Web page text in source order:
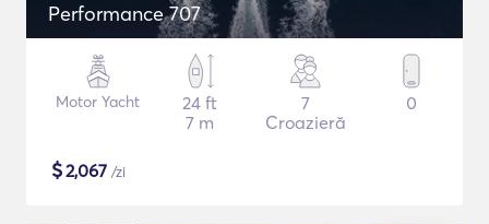
Performance 707
Motor Yacht
24 ft
7 m
7
Croazieră
0
$2,067 /zi